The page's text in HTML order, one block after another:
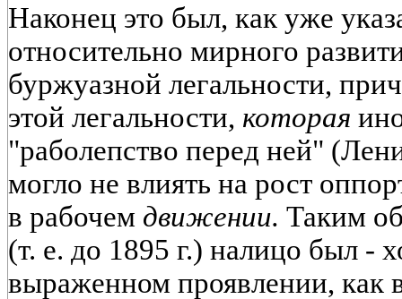
Наконец это был, как уже
относительно мирного
буржуазной легальности,
этой легальности, которая
"раболепство перед ней"
могло не влиять на рост
в рабочем движении. Таким
(т. е. до 1895 г.) налицо был -
выраженном проявлении,